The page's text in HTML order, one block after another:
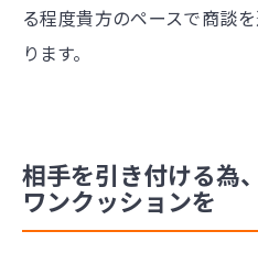
る程度貴方のペースで商談
ります。
相手を引き付ける為
ワンクッションを